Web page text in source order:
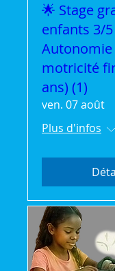
🌟 Stage
enfants 3/5
motricité
ans) (1)
ven. 07 août
Plus d'infos